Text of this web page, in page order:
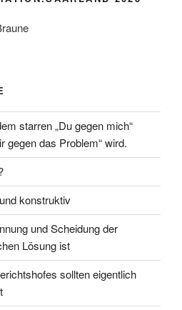
starren „Du gegen mich“
gegen das Problem“ wird.
konstruktiv
und Scheidung der
Lösung ist
sollten eigentlich